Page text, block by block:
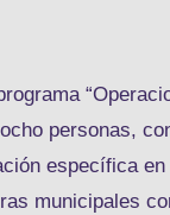
personas,
específica
municipales